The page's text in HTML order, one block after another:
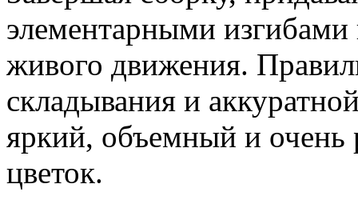
элементарными
живого движения.
складывания и
яркий, объемный и
цветок.